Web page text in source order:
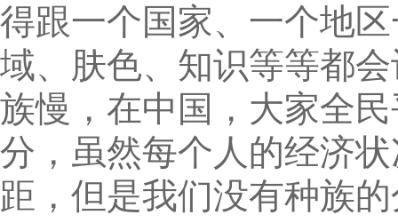
得跟一个国家、一个地
域、肤色、知识等等都
族慢，在中国，大家全
分，虽然每个人的经济
距，但是我们没有种族